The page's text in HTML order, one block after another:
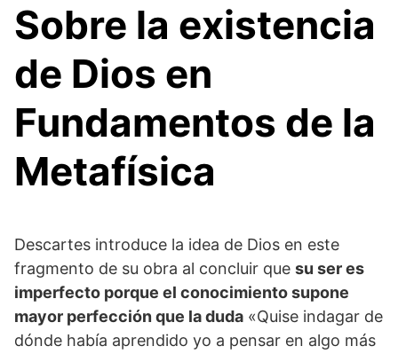
Sobre la existencia
de Dios en
Fundamentos de la
Metafísica
Descartes introduce la idea de Dios en este
fragmento de su obra al concluir que su ser es
imperfecto porque el conocimiento supone
mayor perfección que la duda «Quise indagar de
dónde había aprendido yo a pensar en algo más